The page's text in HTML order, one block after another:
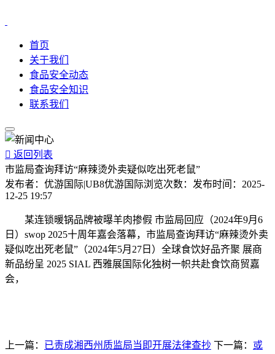
首页
关于我们
食品安全动态
食品安全知识
联系我们
 返回列表
市监局查询拜访“麻辣烫外卖疑似吃出死老鼠”
发布者： 优游国际|UB8优游国际浏览次数： 发布时间： 2025-
12-25 19:57
某连锁暖锅品牌被曝羊肉掺假 市监局回应（2024年9月6
日）swop 2025十周年嘉会落幕，市监局查询拜访“麻辣烫外卖
疑似吃出死老鼠”（2024年5月27日）全球食饮好品齐聚 展商
新品纷呈 2025 SIAL 西雅展国际化独树一帜共赴食饮商贸嘉
会，
上一篇： 已责成湘西州质监局当即开展法律查抄 下一篇： 或